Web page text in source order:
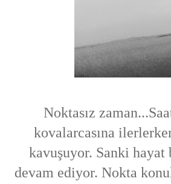
Noktasız
kovalarcasına
kavuşuyor. Sanki
devam ediyor. Nokta